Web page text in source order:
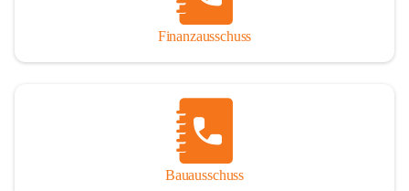
Finanzausschuss
Bauausschuss